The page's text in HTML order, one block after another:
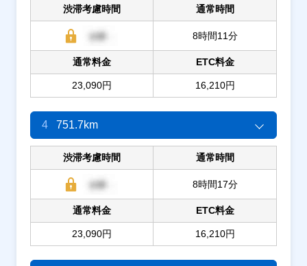
渋滞考慮時間 通常時間
8時間11分
通常料金
23,090円
ETC料金
16,210円
4 751.7km
渋滞考慮時間 通常時間
8時間17分
通常料金
23,090円
ETC料金
16,210円